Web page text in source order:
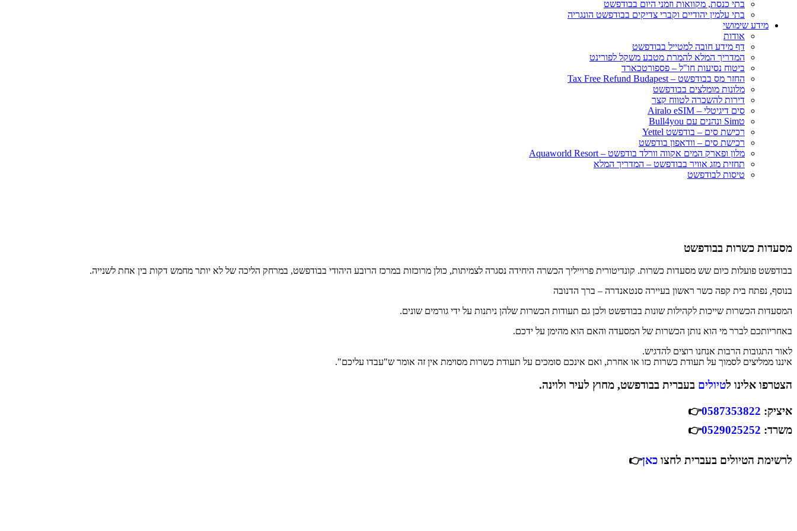
בתי כנסת, מקוואות וזמני היום בבודפשט
בתי עלמין יהודיים וקברי צדיקים בבודפשט הונגריה
מידע שימושי
אודות
דף מידע חובה למטייל בבודפשט
המדריך המלא להמרת מטבע משקל לפורינט
ביטוח נסיעות חו"ל – פספורטכארד
החזר מס בבודפשט – Tax Free Refund Budapest
מלונות מומלצים בבודפשט
דירות להשכרה לטווח קצר
סים דיגיטלי – Airalo eSIM
טSim ונהנים עם Bull4you
רכישת סים – בודפשט Yettel
רכישת סים – וודאפון בודפשט
מלון ופארק המים אקווה וורלד בודפשט – Aquaworld Resort
תחזית מזג אוויר בבודפשט – המדריך המלא
טיסות לבודפשט
מסעדות כשרות בבודפשט
בבודפשט פועלות כיום שש מסעדות כשרות. קונדיטורית פרוייליך הכשרה היחידה נסגרה לצמיתות, כולן מרוכזות במרכז הרובע היהודי בבודפשט, במרחק הליכה של לא יותר מחמש דקות בין אחת לשנייה.
בנוסף, נפתח בית קפה כשר ראשון בעיירה סנטאנדרה – ברך הדנובה
המסעדות הכשרות שייכות לקהילות שונות בבודפשט ולכן גם תעודות הכשרות שלהן ניתנות על ידי גורמים שונים.
באחריותכם לברר מי הוא נותן הכשרות של המסעדה והאם הוא מהימן על ידכם.
לאור התגובות הרבות אנחנו רוצים להדגיש.
איננו ממליצים לסמוך על תעודת כשרות כזו או אחרת, ואם אינכם סומכים על תעודת כשרות מסוימת אין זה אומר ש"עבדו עליכם".
הצטרפו אלינו לטיולים בעברית בבודפשט, מחוץ לעיר ולוינה.
איציק: 0587353822
👉
משרד: 0529025252
👉
לרשימת הטיולים בעברית לחצו כאן👉